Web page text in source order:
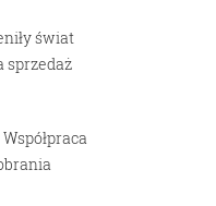
świat
sprzedaż
Współpraca